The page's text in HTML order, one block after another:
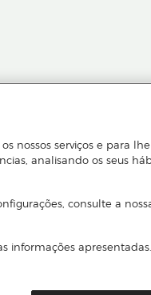
Para quem
nossos serviços e para lhe
analisando os seus
consulte a
informações apresentadas.